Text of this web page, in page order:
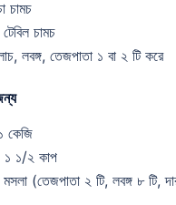
চামচ
চামচ
লবঙ্গ, তেজপাতা ১ বা ২ টি করে
কেজি
১ ১/২ কাপ
(তেজপাতা ২ টি, লবঙ্গ ৮ টি,